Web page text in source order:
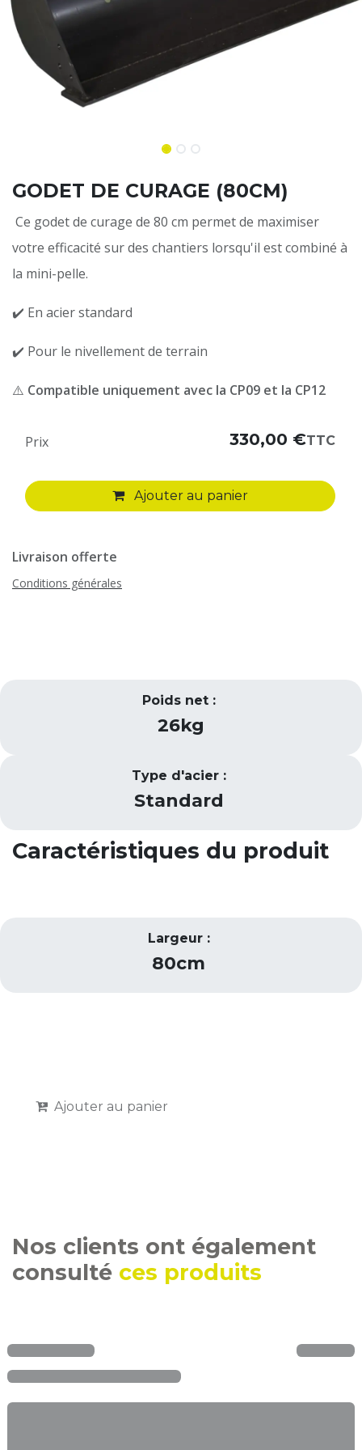
GODET DE CURAGE (80CM)
Ce godet de curage de 80 cm permet de maximiser
votre efficacité sur des chantiers lorsqu'il est combiné à
la mini-pelle.
✔️ En acier standard
✔️ Pour le nivellement de terrain
⚠️ Compatible uniquement avec la CP09 et la CP12
Ajouter au panier
Prix 330,00 €TTC
Livraison offerte
Conditions générales
Poids net :
26kg
Type d'acier :
Standard
Caractéristiques du produit
Largeur :
80cm
Ajouter au panier
Nos clients ont également
consulté ces produits